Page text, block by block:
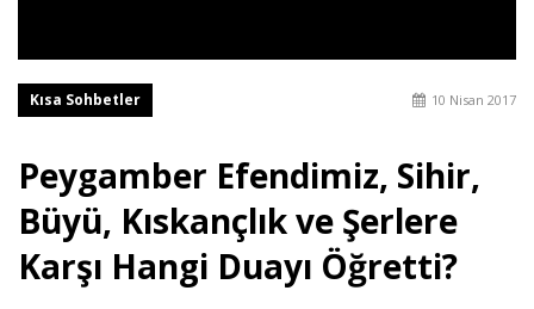
Kısa Sohbetler 10 Nisan 2017
Peygamber Efendimiz, Sihir,
Büyü, Kıskançlık ve Şerlere
Karşı Hangi Duayı Öğretti?